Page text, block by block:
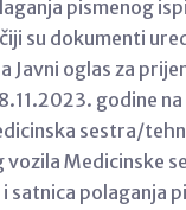
pismenog
su dokumenti
Javni oglas za
godine na
sestra/
Medicinske
satnica polaganja